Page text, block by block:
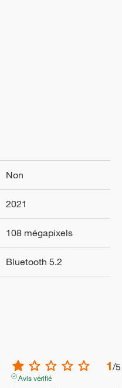
Non
2021
108 mégapixels
Bluetooth 5.2
1/5
Avis vérifié